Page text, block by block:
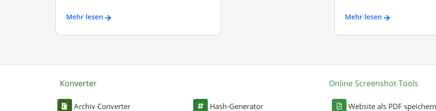
Mehr lesen Mehr lesen
Konverter
Archiv Converter Hash-Generator
Online Screenshot Tools
Website als PDF speichern